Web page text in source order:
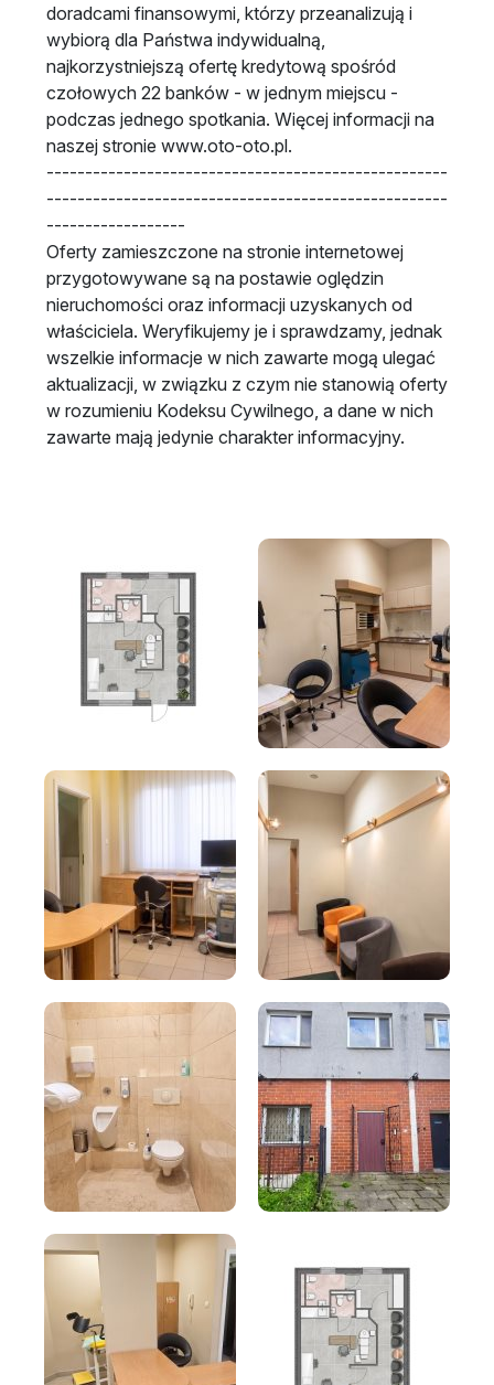
doradcami finansowymi, którzy przeanalizują i
wybiorą dla Państwa indywidualną,
najkorzystniejszą ofertę kredytową spośród
czołowych 22 banków - w jednym miejscu -
podczas jednego spotkania. Więcej informacji na
naszej stronie www.oto-oto.pl.
----------------------------------------------------
----------------------------------------------------
------------------
Oferty zamieszczone na stronie internetowej
przygotowywane są na postawie oględzin
nieruchomości oraz informacji uzyskanych od
właściciela. Weryfikujemy je i sprawdzamy, jednak
wszelkie informacje w nich zawarte mogą ulegać
aktualizacji, w związku z czym nie stanowią oferty
w rozumieniu Kodeksu Cywilnego, a dane w nich
zawarte mają jedynie charakter informacyjny.